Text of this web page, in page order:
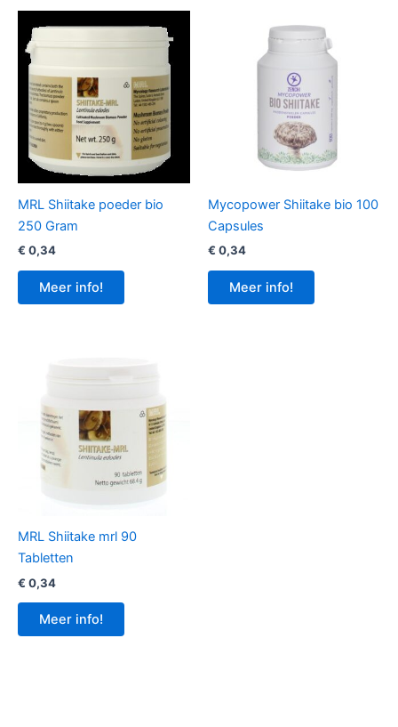
MRL Shiitake poeder bio
250 Gram
€ 0,34
Meer info!
Mycopower Shiitake bio 100
Capsules
€ 0,34
Meer info!
MRL Shiitake mrl 90
Tabletten
€ 0,34
Meer info!